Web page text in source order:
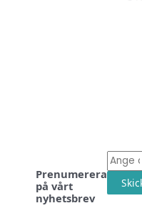
Prenumerera
på vårt
nyhetsbrev
E-
post